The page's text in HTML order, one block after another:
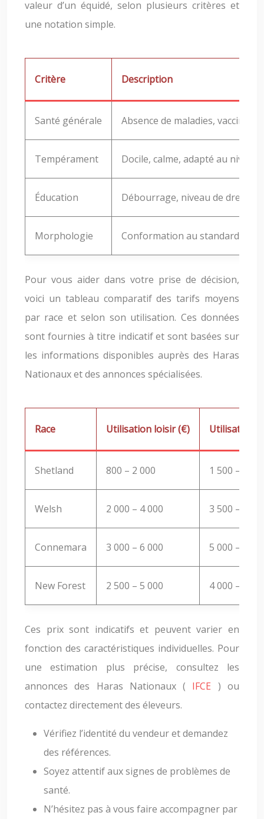
valeur d’un équidé, selon plusieurs critères et
une notation simple.
Critère Description
Santé générale Absence de maladies,
Tempérament Docile, calme, adapté au niveau
Éducation Débourrage, niveau de
Morphologie Conformation au standard de
Pour vous aider dans votre prise de décision,
voici un tableau comparatif des tarifs moyens
par race et selon son utilisation. Ces données
sont fournies à titre indicatif et sont basées sur
les informations disponibles auprès des Haras
Nationaux et des annonces spécialisées.
Race Utilisation loisir (€) Utilisation
Shetland 800 – 2 000 1 500 – 3
Welsh 2 000 – 4 000 3 500 – 7
Connemara 3 000 – 6 000 5 000 – 12
New Forest 2 500 – 5 000 4 000 – 8
Ces prix sont indicatifs et peuvent varier en
fonction des caractéristiques individuelles. Pour
une estimation plus précise, consultez les
annonces des Haras Nationaux ( IFCE ) ou
contactez directement des éleveurs.
Vérifiez l’identité du vendeur et demandez
des références.
Soyez attentif aux signes de problèmes de
santé.
N’hésitez pas à vous faire accompagner par